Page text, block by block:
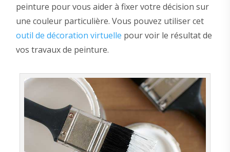
peinture pour vous aider à fixer votre décision sur
une couleur particulière. Vous pouvez utiliser cet
outil de décoration virtuelle pour voir le résultat de
vos travaux de peinture.